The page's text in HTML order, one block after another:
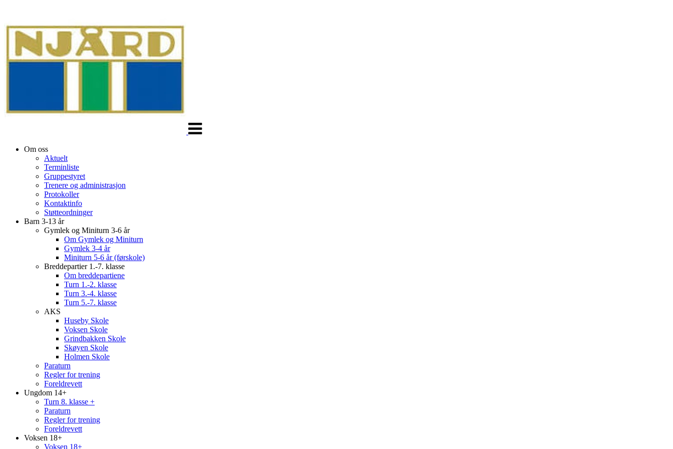
Om oss
Aktuelt
Terminliste
Gruppestyret
Trenere og administrasjon
Protokoller
Kontaktinfo
Støtteordninger
Barn 3-13 år
Gymlek og Miniturn 3-6 år
Om Gymlek og Miniturn
Gymlek 3-4 år
Miniturn 5-6 år (førskole)
Breddepartier 1.-7. klasse
Om breddepartiene
Turn 1.-2. klasse
Turn 3.-4. klasse
Turn 5.-7. klasse
AKS
Huseby Skole
Voksen Skole
Grindbakken Skole
Skøyen Skole
Holmen Skole
Paraturn
Regler for trening
Foreldrevett
Ungdom 14+
Turn 8. klasse +
Paraturn
Regler for trening
Foreldrevett
Voksen 18+
Voksen 18+